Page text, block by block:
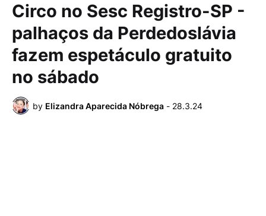
Circo no Sesc Registro-SP -
palhaços da Perdedoslávia
fazem espetáculo gratuito
no sábado
by Elizandra Aparecida Nóbrega - 28.3.24